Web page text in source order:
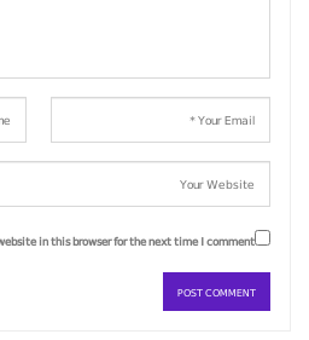
in this browser for the next time I comment.